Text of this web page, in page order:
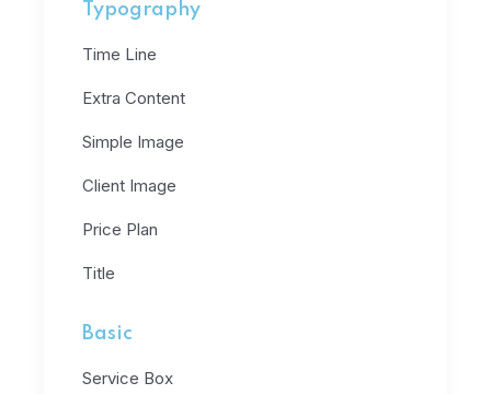
Typography
Time Line
Extra Content
Simple Image
Client Image
Price Plan
Title
Basic
Service Box